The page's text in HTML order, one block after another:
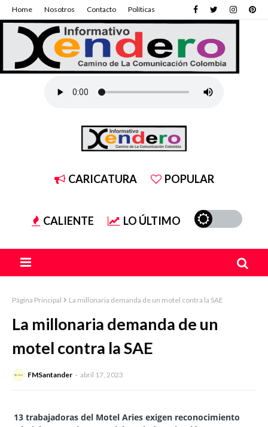
Home Nosotros Contacto Políticas
CARICATURA POPULAR
CALIENTE LO ÚLTIMO
Página Principal La millonaria demanda de un motel contra la SAE
La millonaria demanda de un
motel contra la SAE
FMSantander abril 17, 2023
13 trabajadoras del Motel Aries exigen reconocimiento